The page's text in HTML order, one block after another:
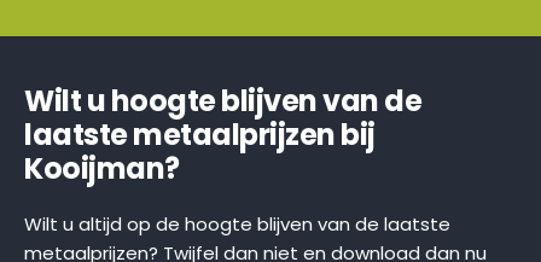
Wilt u hoogte blijven van de
laatste metaalprijzen bij
Kooijman?
Wilt u altijd op de hoogte blijven van de laatste
metaalprijzen? Twijfel dan niet en download dan nu